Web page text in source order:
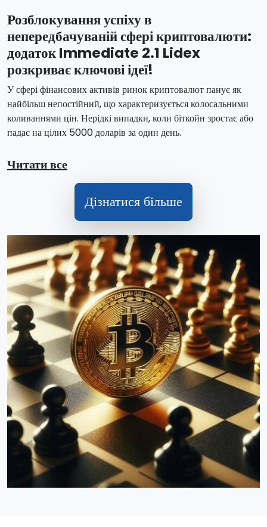
Розблокування успіху в
непередбачуваній сфері криптовалюти:
додаток Immediate 2.1 Lidex
розкриває ключові ідеї!
У сфері фінансових активів ринок криптовалют панує як
найбільш непостійний, що характеризується колосальними
коливаннями цін. Нерідкі випадки, коли біткойн зростає або
падає на цілих 5000 доларів за один день.
Читати все
Дізнатися більше